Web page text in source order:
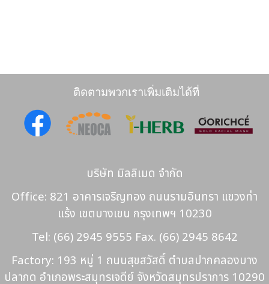
ติดตามพวกเราเพิ่มเติมได้ที่
บริษัท มิลลิเมด จำกัด
Office: 821 อาคารเจริญทอง ถนนรามอินทรา แขวงท่า
แร้ง เขตบางเขน กรุงเทพฯ 10230
Tel: (66) 2945 9555 Fax. (66) 2945 8642
Factory: 193 หมู่ 1 ถนนสุขสวัสดิ์ ตำบลปากคลองบาง
ปลากด อำเภอพระสมุทรเจดีย์ จังหวัดสมุทรปราการ 10290